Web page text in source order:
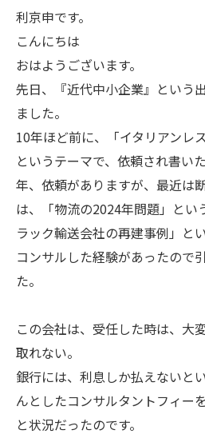
利京申です。
こんにちは
おはようございます。
先日、『近代中小企業』という
ました。
10年ほど前に、「イタリアンレ
というテーマで、依頼され書い
年、依頼がありますが、最近は
は、「物流の2024年問題」とい
ラック輸送会社の再建事例」と
コンサルした経験があったので
た。
この会社は、受任した時は、大
取れない。
銀行には、利息しか払えないと
んとしたコンサルタントフィー
と状況だったのです。